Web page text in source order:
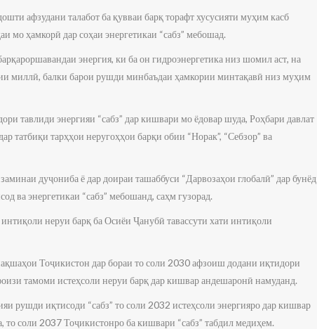
афзудани талабот ба қувваи барқ торафт хусусияти муҳим касб
мо ҳамкорӣ дар соҳаи энергетикаи “сабз” мебошад.
энергия, ки ба он гидроэнергетика низ шомил аст, на
миллӣ, балки барои рушди минбаъдаи ҳамкории минтақавӣ низ муҳим
тавлиди энергияи “сабз” дар кишвари мо ёдовар шуда, Роҳбари давлат
тарҳҳои неругоҳҳои барқи обии “Норак”, “Себзор” ва
дуҷониба ё дар доираи ташаббуси “Дарвозаҳои глобалӣ” дар бунёд
ва энергетикаи “сабз” мебошанд, саҳм гузорад.
неруи барқ ба Осиёи Ҷанубӣ тавассути хати интиқоли
Тоҷикистон дар бораи то соли 2030 афзоиш додани иқтидори
тамоми истеҳсоли неруи барқ дар кишвар андешаронӣ намуданд.
рушди иқтисоди “сабз” то соли 2032 истеҳсоли энергияро дар кишвар
соли 2037 Тоҷикистонро ба кишвари “сабз” табдил медиҳем.